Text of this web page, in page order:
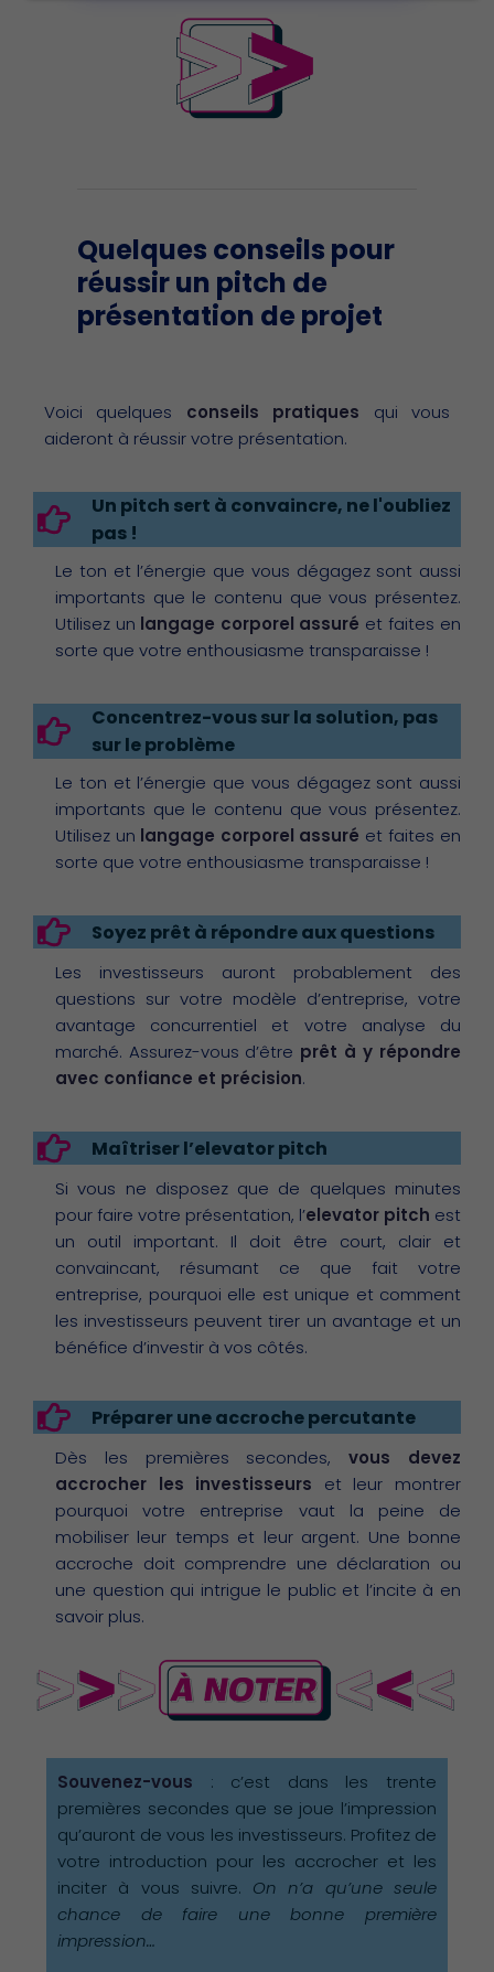
Quelques conseils pour
réussir un pitch de
présentation de projet
Voici quelques conseils pratiques qui vous
aideront à réussir votre présentation.
Un pitch sert à convaincre, ne l'oubliez
pas !
Le ton et l’énergie que vous dégagez sont aussi
importants que le contenu que vous présentez.
Utilisez un langage corporel assuré et faites en
sorte que votre enthousiasme transparaisse !
Concentrez-vous sur la solution, pas
sur le problème
Le ton et l’énergie que vous dégagez sont aussi
importants que le contenu que vous présentez.
Utilisez un langage corporel assuré et faites en
sorte que votre enthousiasme transparaisse !
Soyez prêt à répondre aux questions
Les investisseurs auront probablement des
questions sur votre modèle d’entreprise, votre
avantage concurrentiel et votre analyse du
marché. Assurez-vous d’être prêt à y répondre
avec confiance et précision.
Maîtriser l’elevator pitch
Si vous ne disposez que de quelques minutes
pour faire votre présentation, l’elevator pitch est
un outil important. Il doit être court, clair et
convaincant, résumant ce que fait votre
entreprise, pourquoi elle est unique et comment
les investisseurs peuvent tirer un avantage et un
bénéfice d’investir à vos côtés.
Préparer une accroche percutante
Dès les premières secondes,vous devez
accrocher les investisseurs et leur montrer
pourquoi votre entreprise vaut la peine de
mobiliser leur temps et leur argent. Une bonne
accroche doit comprendre une déclaration ou
une question qui intrigue le public et l’incite à en
savoir plus.
Souvenez-vous : c’est dans les trente
premières secondes que se joue l’impression
qu’auront de vous les investisseurs. Profitez de
votre introduction pour les accrocher et les
inciter à vous suivre. On n’a qu’une seule
chance de faire une bonne première
impression…